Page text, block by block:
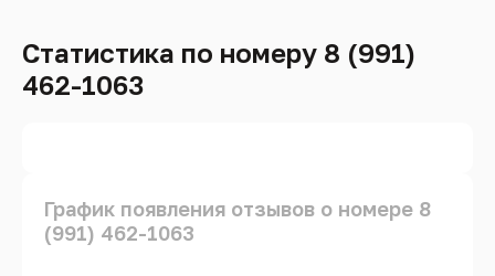
Статистика по номеру 8 (991)
462-1063
График появления отзывов о номере 8
(991) 462-1063